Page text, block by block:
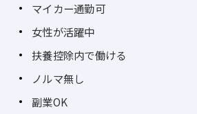
マイカー通勤可
女性が活躍中
扶養控除内で働ける
ノルマ無し
副業OK